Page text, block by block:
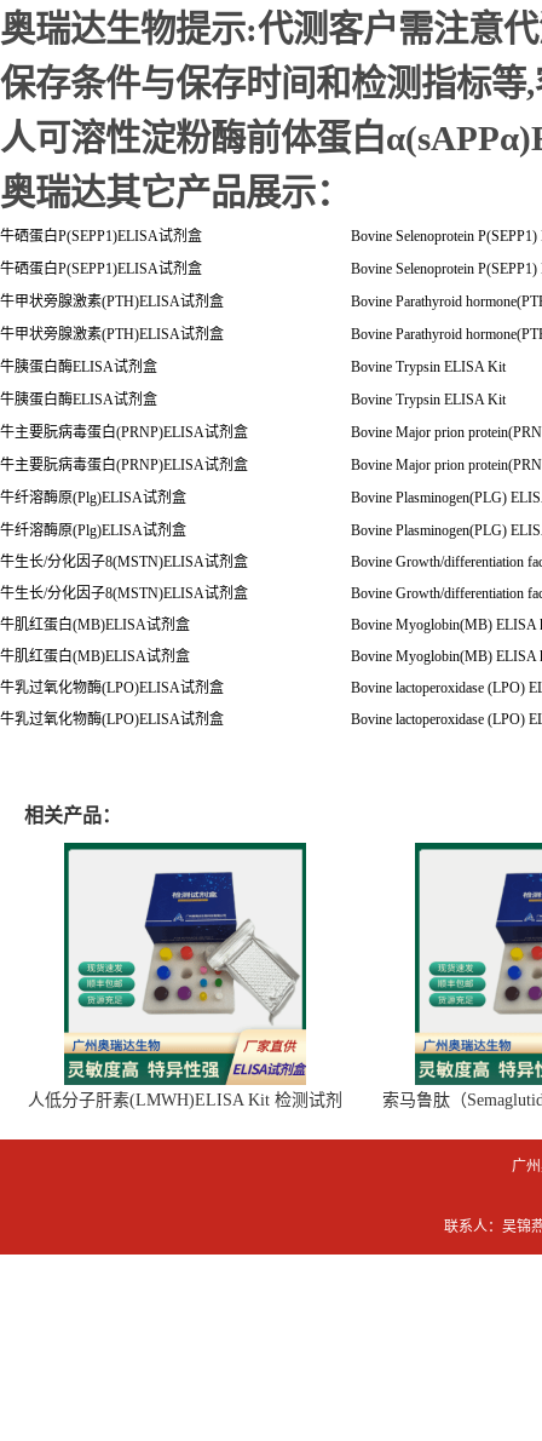
奥瑞达生物提示:代测客户需注意
保存条件与保存时间和检测指标
人可溶性淀粉酶前体蛋白
奥瑞达其它产品展示：
牛硒蛋白P(SEPP1)ELISA试剂盒
Bovine Selenoprotein
牛硒蛋白P(SEPP1)ELISA试剂盒
Bovine Selenoprotein
牛甲状旁腺激素(PTH)ELISA试剂盒
Bovine Parathyroid
牛甲状旁腺激素(PTH)ELISA试剂盒
Bovine Parathyroid
牛胰蛋白酶ELISA试剂盒
Bovine Trypsin ELISA Kit
牛胰蛋白酶ELISA试剂盒
Bovine Trypsin ELISA Kit
牛主要朊病毒蛋白(PRNP)ELISA试剂盒
Bovine Major prion
牛主要朊病毒蛋白(PRNP)ELISA试剂盒
Bovine Major prion
牛纤溶酶原(Plg)ELISA试剂盒
Bovine Plasminogen(PLG)
牛纤溶酶原(Plg)ELISA试剂盒
Bovine Plasminogen(PLG)
牛生长/分化因子8(MSTN)ELISA试剂盒
Bovine Growth/differentiation
牛生长/分化因子8(MSTN)ELISA试剂盒
Bovine Growth/differentiation
牛肌红蛋白(MB)ELISA试剂盒
Bovine Myoglobin(MB) ELISA
牛肌红蛋白(MB)ELISA试剂盒
Bovine Myoglobin(MB) ELISA
牛乳过氧化物酶(LPO)ELISA试剂盒
Bovine lactoperoxidase (LPO)
牛乳过氧化物酶(LPO)ELISA试剂盒
Bovine lactoperoxidase (LPO)
相关产品：
人低分子肝素(LMWH)ELISA Kit 检测试剂
索马鲁肽（
广
联系人：吴锦